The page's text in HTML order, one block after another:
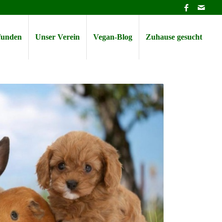
Unser Verein Vegan-Blog Zuhause gesucht